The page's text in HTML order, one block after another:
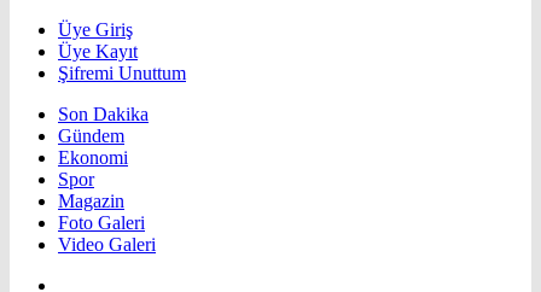
Üye Giriş
Üye Kayıt
Şifremi Unuttum
Son Dakika
Gündem
Ekonomi
Spor
Magazin
Foto Galeri
Video Galeri